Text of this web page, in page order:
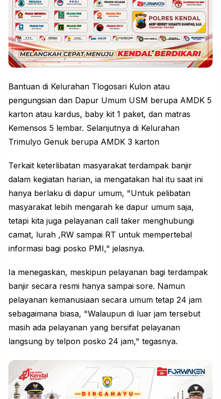
Bantuan di Kelurahan Tlogosari Kulon atau
pengungsian dan Dapur Umum USM berupa AMDK 5
karton atau kardus, baby kit 1 paket, dan matras
Kemensos 5 lembar. Selanjutnya di Kelurahan
Trimulyo Genuk berupa AMDK 3 karton
Terkait keterlibatan masyarakat terdampak banjir
dalam kegiatan harian, ia mengatakan hal itu saat ini
hanya berlaku di dapur umum, "Untuk pelibatan
masyarakat lebih mengarah ke dapur umum saja,
tetapi kita juga pelayanan call taker menghubungi
camat, lurah ,RW sampai RT untuk mempertebal
informasi bagi posko PMI," jelasnya.
Ia menegaskan, meskipun pelayanan bagi terdampak
banjir secara resmi hanya sampai sore. Namun
pelayanan kemanusiaan secara umum tetap 24 jam
sebagaimana biasa, "Walaupun di luar jam tersebut
masih ada pelayanan yang bersifat pelayanan
langsung by telpon posko 24 jam," tegasnya.